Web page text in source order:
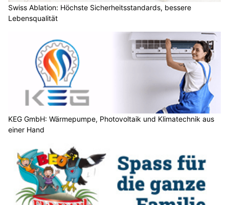
Swiss Ablation: Höchste Sicherheitsstandards, bessere
Lebensqualität
KEG GmbH: Wärmepumpe, Photovoltaik und Klimatechnik aus
einer Hand